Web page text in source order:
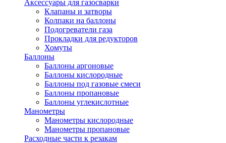
Аксессуары для газосварки
Клапаны и затворы
Колпаки на баллоны
Подогреватели газа
Прокладки для редукторов
Хомуты
Баллоны
Баллоны аргоновые
Баллоны кислородные
Баллоны под газовые смеси
Баллоны пропановые
Баллоны углекислотные
Манометры
Манометры кислородные
Манометры пропановые
Расходные части к резакам